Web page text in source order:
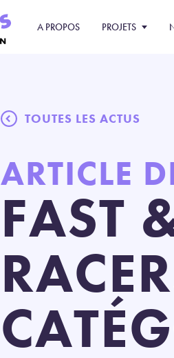
A PROPOS PROJETS
TOUTES LES ACTUS
ARTICLE
FAST